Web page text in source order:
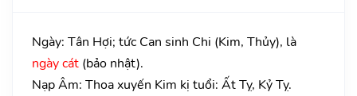
Ngày: Tân Hợi; tức Can sinh Chi (Kim, Thủy), là
ngày cát (bảo nhật).
Nạp Âm: Thoa xuyến Kim kị tuổi: Ất Tỵ, Kỷ Tỵ.